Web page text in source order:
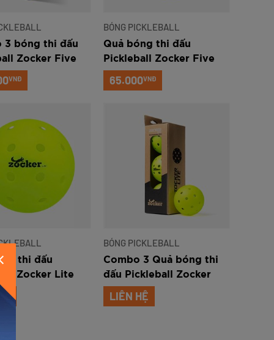
3 bóng thi đấu
Zocker Five
2
VNĐ
BÓNG PICKLEBALL
Quả bóng thi đấu
Pickleball Zocker Five
Star
65.000VNĐ
thi đấu
Zocker Lite
BÓNG PICKLEBALL
Combo 3 Quả bóng thi
đấu Pickleball Zocker
Lite
LIÊN HỆ